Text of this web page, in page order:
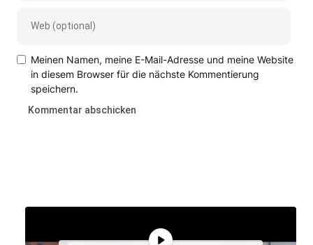
Meinen Namen, meine E-Mail-Adresse und meine Website
in diesem Browser für die nächste Kommentierung
speichern.